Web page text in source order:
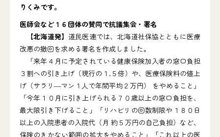
りくみです。
医師会など１６団体の賛同で抗議集会・署名
【北海道発】 道民医連では、北海道社保協とともに医療
改悪の撤回を求める署名を作成しました。
「来年４月に予定されている健康保険加入者の窓口負担
３割への引き上げ（現行の１.５倍）や、医療保険料の値上
げ（サラリ―マン１人で年間平均２万円） をやめること」
「今年１０月に引き上げられる７０歳以上の窓口負担を、
最大限引き下げること」「リハビリの回数制限や１８０日
以上の入院患者の入院代（月 約５万円の自己負担）など、
保険のきかない範囲の拡大をやめること」「これ以上の医